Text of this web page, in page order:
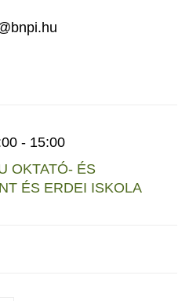
- 15:00
OKTATÓ- ÉS
ÉS ERDEI ISKOLA